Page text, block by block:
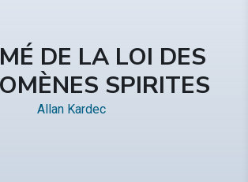
DE LA LOI DES
SPIRITES
Allan Kardec